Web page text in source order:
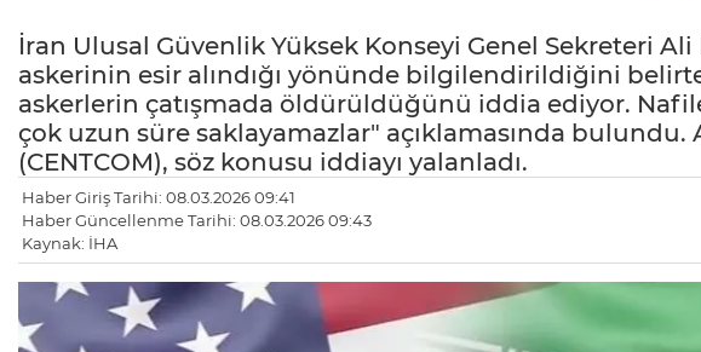
İran Ulusal Güvenlik Yüksek Konseyi Genel Sekreteri
askerinin esir alındığı yönünde bilgilendirildiğini
askerlerin çatışmada öldürüldüğünü iddia ediyor.
çok uzun süre saklayamazlar" açıklamasında bulundu.
(CENTCOM), söz konusu iddiayı yalanladı.
Haber Giriş Tarihi: 08.03.2026 09:41
Haber Güncellenme Tarihi: 08.03.2026 09:43
Kaynak: İHA